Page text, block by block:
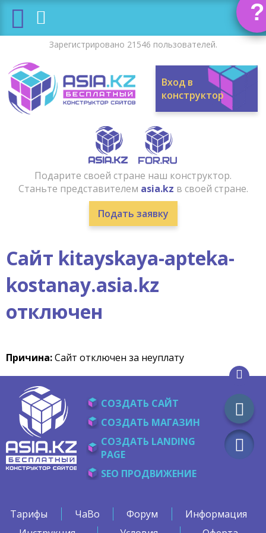
?
Зарегистрировано 21546 пользователей.
Вход в
конструктор
Подарите своей стране наш конструктор.
Станьте представителем asia.kz в своей стране.
Подать заявку
Сайт kitayskaya-apteka-
kostanay.asia.kz
отключен
Причина:Сайт отключен за неуплату
СОЗДАТЬ САЙТ
СОЗДАТЬ МАГАЗИН
СОЗДАТЬ LANDING
PAGE
SEO ПРОДВИЖЕНИЕ
Тарифы ЧаВо Форум
Информация